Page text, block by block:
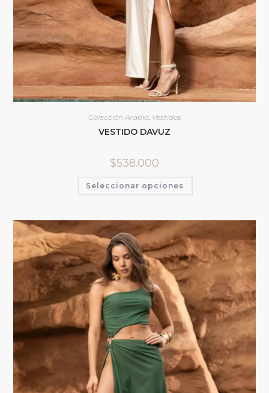
Colección Arabia, Vestidos
VESTIDO DAVUZ
$538.000
Seleccionar opciones